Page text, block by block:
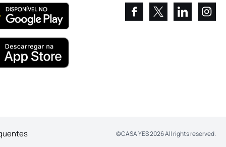
©CASA YES2026All rights reserved.